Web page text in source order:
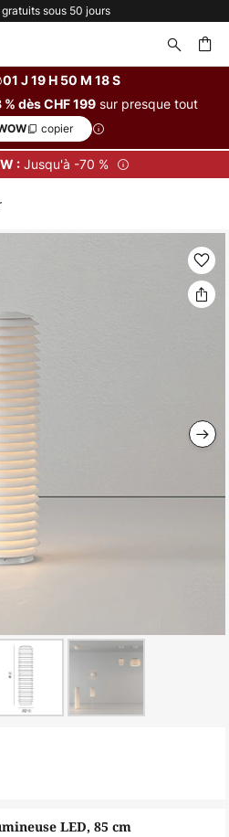
sous 50 jours
01 J 19 H 50 M 18 S
dès CHF 199 sur presque tout
copier
:Jusqu'à -70 %
LED, 85 cm